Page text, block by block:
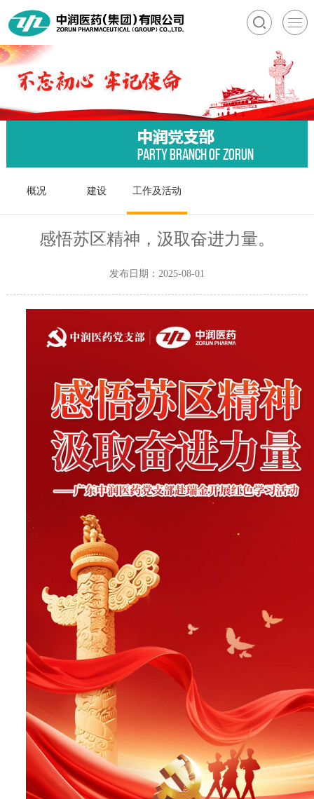
概况 建设 工作及活动
感悟苏区精神，汲取奋进力量。
发布日期：2025-08-01